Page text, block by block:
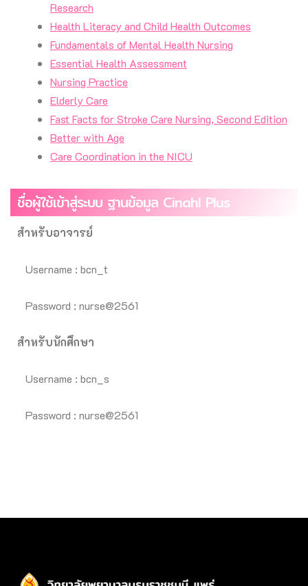
Research
Health Literacy and Child Health Outcomes
Fundamentals of Mental Health Nursing
Essential Health Assessment
Nursing Practice
Elderly Care
Fast Facts for Stroke Care Nursing, Second Edition
Better with Age
Care Coordination in the NICU
ชื่อผู้ใช้เข้าสู่ระบบ ฐานข้อมูล Cinahl Plus
สำหรับอาจารย์
Username : bcn_t
Password : nurse@2561
สำหรับนักศึกษา
Username : bcn_s
Password : nurse@2561